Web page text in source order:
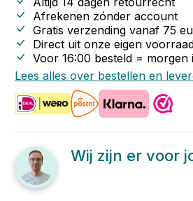
Afrekenen zónder account
Gratis verzending vanaf 75
Direct uit onze eigen
Voor 16:00 besteld = morgen
Lees alles over bestellen en
Wij zijn er voor